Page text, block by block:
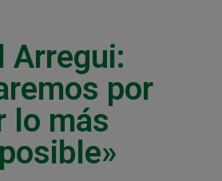
Arregui:
por
lo más